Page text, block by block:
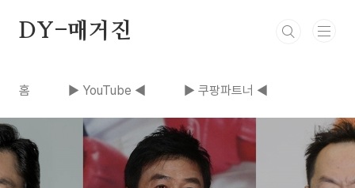
DY-매거진
홈 ▶ YouTube ◀ ▶ 쿠팡파트너 ◀